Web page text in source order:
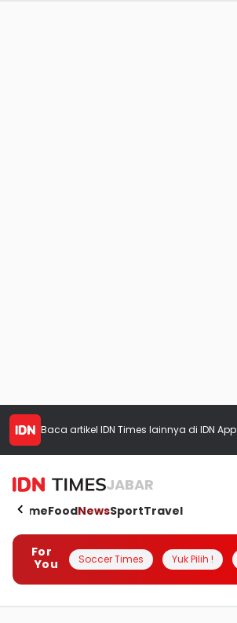
Baca artikel IDN Times lainnya di IDN App
JABAR
HomeFoodNewsSportTravel
For
You
Soccer Times Yuk Pilih !